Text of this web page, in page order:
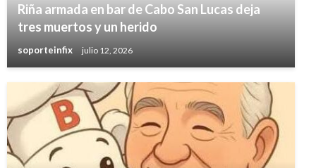
Riña armada en bar de Cabo San Lucas deja
tres muertos y un herido
soporteinfix julio 12, 2026